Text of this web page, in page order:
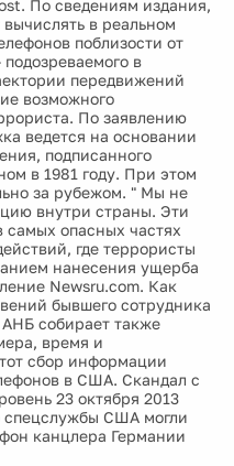
По сведениям издания,
в реальном
поблизости от
в
передвижений
возможного
По заявлению
ведется на основании
подписанного
в 1981 году. При этом
за рубежом. " Мы не
внутри страны. Эти
самых опасных частях
где террористы
нанесения ущерба
Newsru.com. Как
бывшего сотрудника
собирает также
время и
сбор информации
в США. Скандал с
23 октября 2013
спецслужбы США могли
канцлера Германии